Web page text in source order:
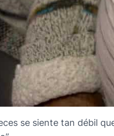
se siente tan débil